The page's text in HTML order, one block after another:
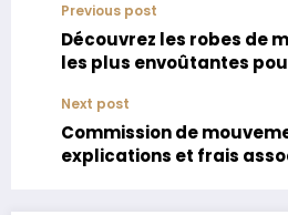
Previous post
Découvrez les robes de
les plus envoûtantes
Next post
Commission de
explications et frais